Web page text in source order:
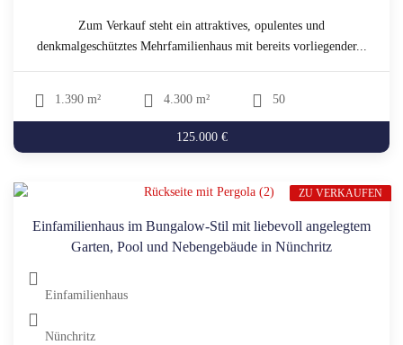
Zum Verkauf steht ein attraktives, opulentes und
denkmalgeschütztes Mehrfamilienhaus mit bereits vorliegender...
1.390 m² 4.300 m² 50
125.000 €
Einfamilienhaus im Bungalow-Stil mit liebevoll angelegtem
Garten, Pool und Nebengebäude in Nünchritz
Einfamilienhaus
Nünchritz
ZU VERKAUFEN